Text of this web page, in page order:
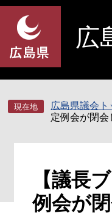
ペ
先
頭
す
メ
を
飛
し
広
広島県議会
定例会が閉会
【議長
例会が